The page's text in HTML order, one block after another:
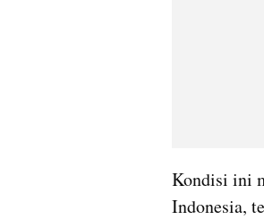
Kondisi ini
Indonesia,